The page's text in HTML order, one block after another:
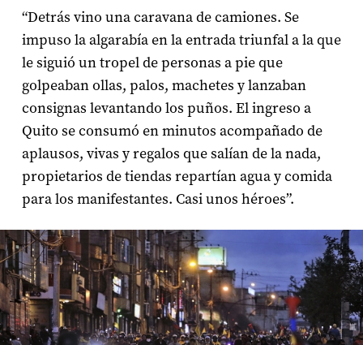
“Detrás vino una caravana de camiones. Se
impuso la algarabía en la entrada triunfal a la que
le siguió un tropel de personas a pie que
golpeaban ollas, palos, machetes y lanzaban
consignas levantando los puños. El ingreso a
Quito se consumó en minutos acompañado de
aplausos, vivas y regalos que salían de la nada,
propietarios de tiendas repartían agua y comida
para los manifestantes. Casi unos héroes”.